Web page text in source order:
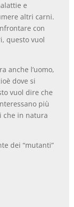
e
altri carni.
con
questo vuol
anche l’uomo,
dove si
vuol dire che
più
che in natura
dei “mutanti”